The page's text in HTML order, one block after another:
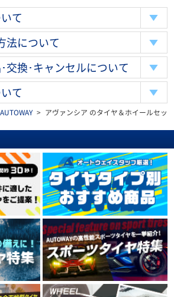
て
法について
交換･キャンセルについて
て
> アヴァンシア のタイヤ＆ホイールセッ